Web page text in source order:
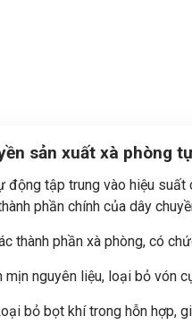
sản xuất xà phòng
động tập trung vào hiệu
phần chính của dây
thành phần xà phòng, có
mịn nguyên liệu, loại bỏ vón
bỏ bọt khí trong hỗn hợp,